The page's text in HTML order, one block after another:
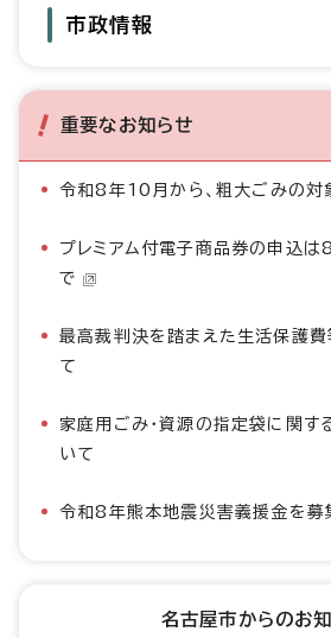
市政情報
重要なお知らせ
令和8年10月から、粗大ごみの対
プレミアム付電子商品券の申込は
で
最高裁判決を踏まえた生活保護
て
家庭用ごみ・資源の指定袋に関す
いて
令和8年熊本地震災害義援金を募
名古屋市からのお